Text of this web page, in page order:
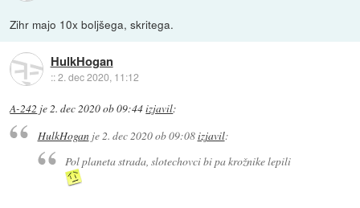
Zihr majo 10x boljšega, skritega.
HulkHogan
::2. dec 2020, 11:12
A-242 je2. dec 2020 ob 09:44izjavil:
HulkHoganje 2. dec 2020 ob 09:08izjavil:
Pol planeta strada, slotechovci bi pa krožnike lepili